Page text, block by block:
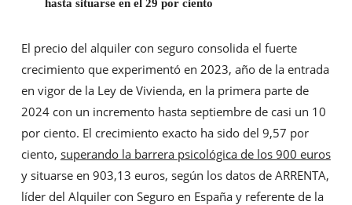
hasta situarse en el 29 por ciento
El precio del alquiler con seguro consolida el fuerte
crecimiento que experimentó en 2023, año de la entrada
en vigor de la Ley de Vivienda, en la primera parte de
2024 con un incremento hasta septiembre de casi un 10
por ciento. El crecimiento exacto ha sido del 9,57 por
ciento, superando la barrera psicológica de los 900 euros
y situarse en 903,13 euros, según los datos de ARRENTA,
líder del Alquiler con Seguro en España y referente de la